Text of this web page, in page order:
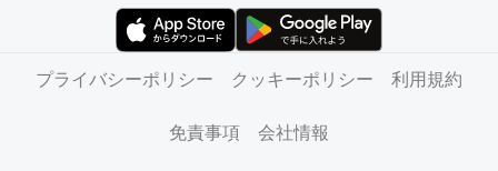
プライバシーポリシー
クッキーポリシー 利用規約
免責事項 会社情報